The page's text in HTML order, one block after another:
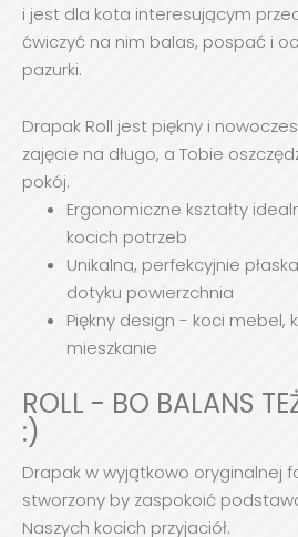
i jest dla kota interesującym
ćwiczyć na nim balas, pospać i
pazurki.
Drapak Roll jest piękny i
zajęcie na długo, a Tobie
pokój.
Ergonomiczne kształty
kocich potrzeb
Unikalna, perfekcyjnie
dotyku powierzchnia
Piękny design - koci mebel,
mieszkanie
ROLL - BO BALANS
:)
Drapak w wyjątkowo oryginalnej
stworzony by zaspokoić
Naszych kocich przyjaciół.